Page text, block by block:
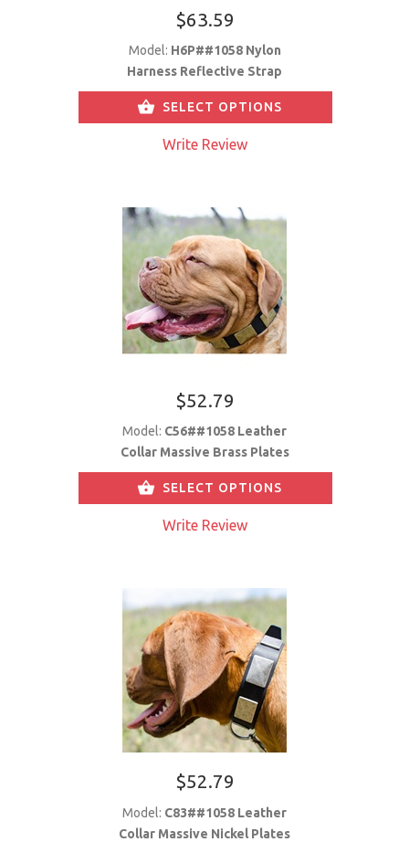
$63.59
Model: H6P##1058 Nylon
Harness Reflective Strap
SELECT OPTIONS
Write Review
$52.79
Model: C56##1058 Leather
Collar Massive Brass Plates
SELECT OPTIONS
Write Review
$52.79
Model: C83##1058 Leather
Collar Massive Nickel Plates